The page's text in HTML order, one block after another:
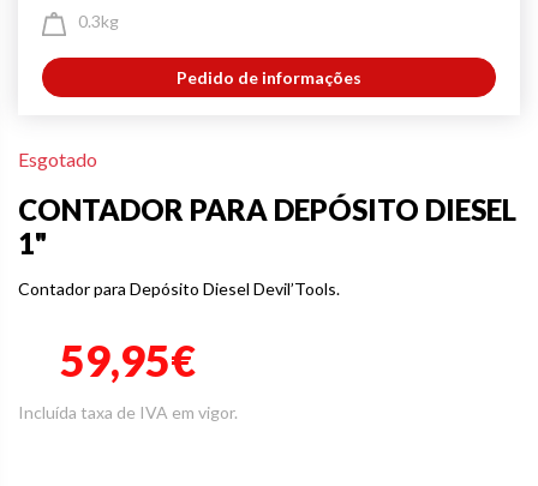
0.3kg
Pedido de informações
Esgotado
CONTADOR PARA DEPÓSITO DIESEL
1"
Contador para Depósito Diesel Devil’Tools.
59,95€
Incluída taxa de IVA em vigor.